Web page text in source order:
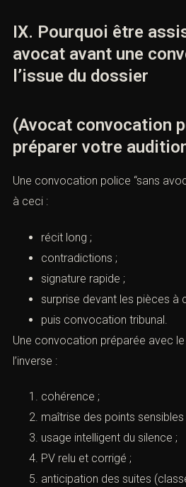
IX. Pourquoi être
avocat avant une
l’issue du dossier
(Avocat convocation
préparer votre
Une convocation police “sans
à ceci :
récit long ;
contradictions ;
signature rapide ;
surprise devant les pièces à
puis convocation tribunal.
Une convocation préparée avec le
l’inverse :
cohérence ;
maîtrise des points sensibles
usage intelligent du silence ;
PV relu et corrigé ;
anticipation des suites